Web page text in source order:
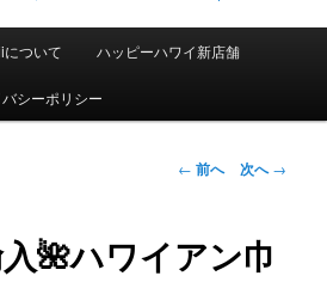
ついて ハッピーハワイ新店舗
シーポリシー
投
ビ
ゲ
← 前へ 次へ→
🌺ハワイアン巾